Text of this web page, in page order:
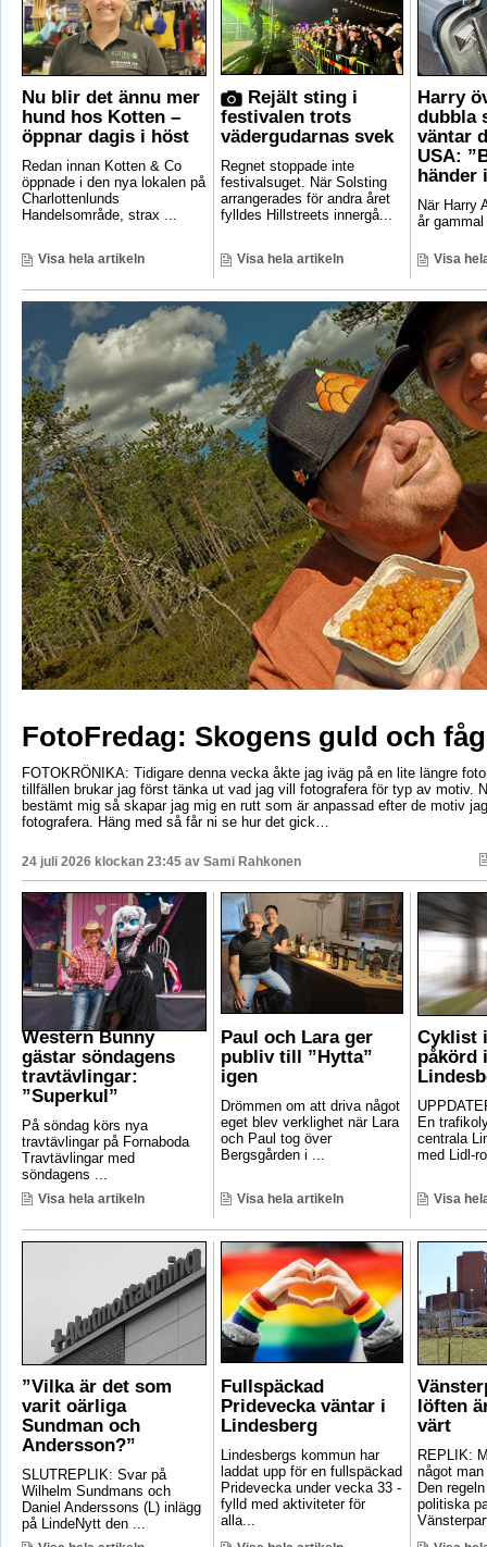
Nu blir det ännu mer
hund hos Kotten –
öppnar dagis i höst
Redan innan Kotten & Co
öppnade i den nya lokalen på
Charlottenlunds
Handelsområde, strax ...
Visa hela artikeln
Rejält sting i
festivalen trots
vädergudarnas svek
Regnet stoppade inte
festivalsuget. När Solsting
arrangerades för andra året
fylldes Hillstreets innergå...
Visa hela artikeln
Harry
dubbla
väntar
USA:
händer
När Harry
år
Visa
FotoFredag: Skogens guld och
FOTOKRÖNIKA: Tidigare denna vecka åkte jag iväg på en lite längre
tillfällen brukar jag först tänka ut vad jag vill fotografera för typ av motiv.
bestämt mig så skapar jag mig en rutt som är anpassad efter de motiv
fotografera. Häng med så får ni se hur det gick…
24 juli 2026 klockan 23:45 av Sami Rahkonen
Western Bunny
gästar söndagens
travtävlingar:
”Superkul”
På söndag körs nya
travtävlingar på Fornaboda
Travtävlingar med
söndagens ...
Visa hela artikeln
Paul och Lara ger
publiv till ”Hytta”
igen
Drömmen om att driva något
eget blev verklighet när Lara
och Paul tog över
Bergsgården i ...
Visa hela artikeln
Cyklist
påkörd
En
centrala
med Lidl-
Visa
”Vilka är det som
varit oärliga
Sundman och
Andersson?”
SLUTREPLIK: Svar på
Wilhelm Sundmans och
Daniel Anderssons (L) inlägg
på LindeNytt den ...
Fullspäckad
Pridevecka väntar i
Lindesberg
Lindesbergs kommun har
laddat upp för en fullspäckad
Pridevecka under vecka 33 -
fylld med aktiviteter för
alla...
löften
värt
REPLIK:
något
Den
politiska